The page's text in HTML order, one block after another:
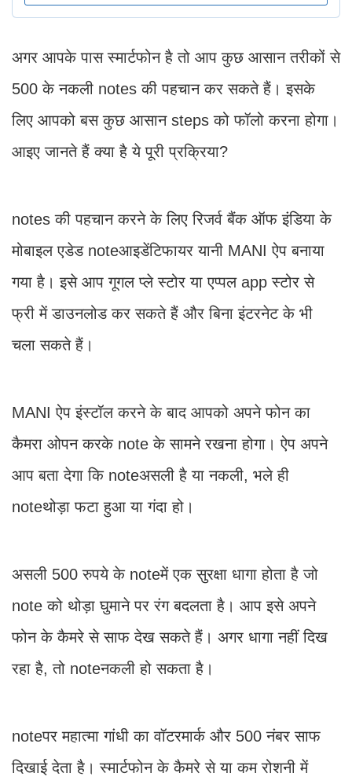
अगर आपके पास स्मार्टफोन है तो आप कुछ आसान तरीकों से
500 के नकली notes की पहचान कर सकते हैं। इसके
लिए आपको बस कुछ आसान steps को फॉलो करना होगा।
आइए जानते हैं क्या है ये पूरी प्रक्रिया?
notes की पहचान करने के लिए रिजर्व बैंक ऑफ इंडिया के
मोबाइल एडेड noteआइडेंटिफायर यानी MANI ऐप बनाया
गया है। इसे आप गूगल प्ले स्टोर या एप्पल app स्टोर से
फ्री में डाउनलोड कर सकते हैं और बिना इंटरनेट के भी
चला सकते हैं।
MANI ऐप इंस्टॉल करने के बाद आपको अपने फोन का
कैमरा ओपन करके note के सामने रखना होगा। ऐप अपने
आप बता देगा कि noteअसली है या नकली, भले ही
noteथोड़ा फटा हुआ या गंदा हो।
असली 500 रुपये के noteमें एक सुरक्षा धागा होता है जो
note को थोड़ा घुमाने पर रंग बदलता है। आप इसे अपने
फोन के कैमरे से साफ देख सकते हैं। अगर धागा नहीं दिख
रहा है, तो noteनकली हो सकता है।
noteपर महात्मा गांधी का वॉटरमार्क और 500 नंबर साफ
दिखाई देता है। स्मार्टफोन के कैमरे से या कम रोशनी में